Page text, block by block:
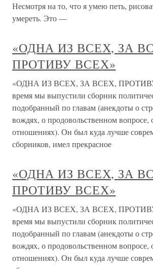
Несмотря на то, что я умею петь,
умереть. Это —
«ОДНА ИЗ ВСЕХ, ЗА
ПРОТИВУ ВСЕХ»
«ОДНА ИЗ ВСЕХ, ЗА ВСЕХ,
время мы выпустили сборник
подобранный по главам (анекдоты о
вождях, о продовольственном
отношениях). Он был куда лучше
сборников, имел прекрасное
«ОДНА ИЗ ВСЕХ, ЗА
ПРОТИВУ ВСЕХ»
«ОДНА ИЗ ВСЕХ, ЗА ВСЕХ,
время мы выпустили сборник
подобранный по главам (анекдоты о
вождях, о продовольственном
отношениях). Он был куда лучше